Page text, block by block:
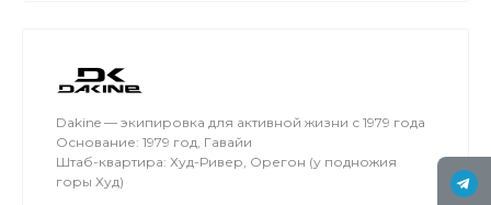
Dakine — экипировка для активной жизни с 1979 года
Основание: 1979 год, Гавайи
Штаб-квартира: Худ-Ривер, Орегон (у подножия
горы Худ)